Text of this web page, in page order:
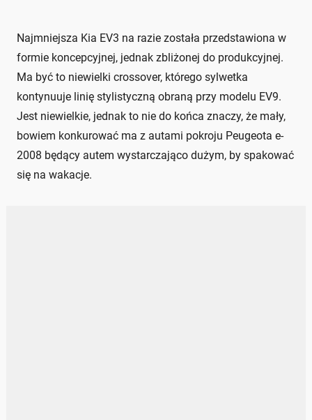
Najmniejsza Kia EV3 na razie została przedstawiona w
formie koncepcyjnej, jednak zbliżonej do produkcyjnej.
Ma być to niewielki crossover, którego sylwetka
kontynuuje linię stylistyczną obraną przy modelu EV9.
Jest niewielkie, jednak to nie do końca znaczy, że mały,
bowiem konkurować ma z autami pokroju Peugeota e-
2008 będący autem wystarczająco dużym, by spakować
się na wakacje.